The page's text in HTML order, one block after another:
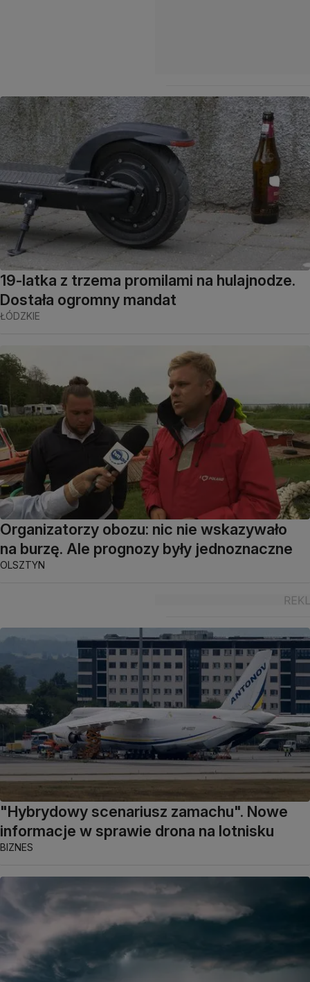
19-latka z trzema promilami na hulajnodze.
Dostała ogromny mandat
ŁÓDZKIE
Organizatorzy obozu: nic nie wskazywało
na burzę. Ale prognozy były jednoznaczne
OLSZTYN
"Hybrydowy scenariusz zamachu". Nowe
informacje w sprawie drona na lotnisku
BIZNES